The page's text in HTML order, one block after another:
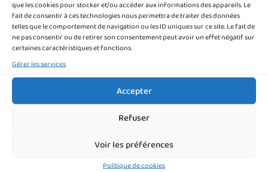
que les cookies pour stocker et/ou accéder aux informations des appareils. Le
fait de consentir à ces technologies nous permettra de traiter des données
telles que le comportement de navigation ou les ID uniques sur ce site. Le fait de
ne pas consentir ou de retirer son consentement peut avoir un effet négatif sur
certaines caractéristiques et fonctions.
Gérer les services
Accepter
Refuser
Voir les préférences
Politique de cookies
Plaquette BTS gestion P.M.E
582.47 KB
Plaquette BTS C.G